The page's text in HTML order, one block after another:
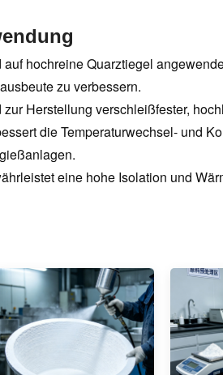
auf hochreine Quarztiegel
zu verbessern.
zur Herstellung verschleißfester,
die Temperaturwechsel- und
eine hohe Isolation und